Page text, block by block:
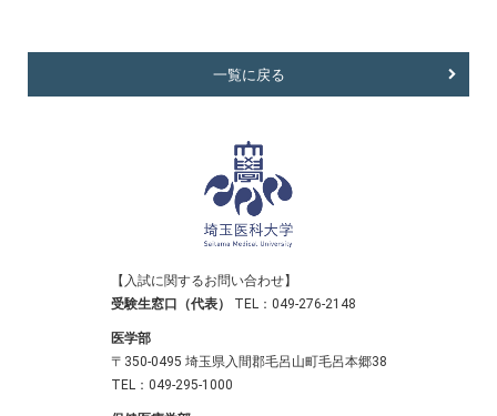
一覧に戻る
【入試に関するお問い合わせ】
受験生窓口（代表）
TEL：049-276-2148
医学部
〒350-0495 埼玉県入間郡毛呂山町毛呂本郷38
TEL：049-295-1000